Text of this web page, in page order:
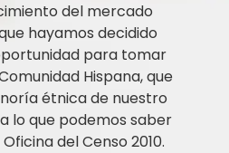
del mercado
hayamos decidido
para tomar
Hispana, que
étnica de nuestro
lo que podemos saber
del Censo 2010.